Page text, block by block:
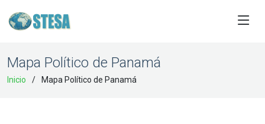
Mapa Político de Panamá
Inicio Mapa Político de Panamá